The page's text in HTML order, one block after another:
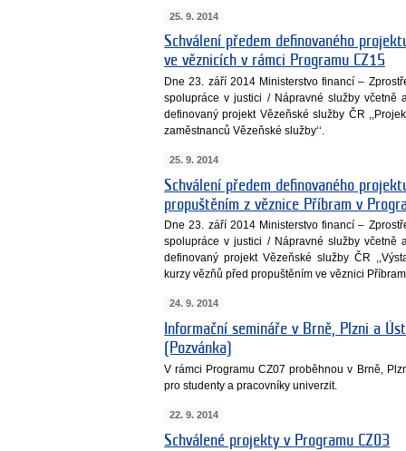
25. 9. 2014
Schválení předem definovaného
ve věznicích v rámci Programu CZ15
Dne 23. září 2014 Ministerstvo financí –
spolupráce v justici / Nápravné služby včetně
definovaný projekt Vězeňské služby ČR
zaměstnanců Vězeňské služby‘‘.
25. 9. 2014
Schválení předem definovaného
propuštěním z věznice Příbram v
Dne 23. září 2014 Ministerstvo financí –
spolupráce v justici / Nápravné služby včetně
definovaný projekt Vězeňské služby ČR
kurzy vězňů před propuštěním ve věznici
24. 9. 2014
Informační semináře v Brně, Plzni a
(Pozvánka)
V rámci Programu CZ07 proběhnou v Brně,
pro studenty a pracovníky univerzit.
22. 9. 2014
Schválené projekty v Programu CZ03